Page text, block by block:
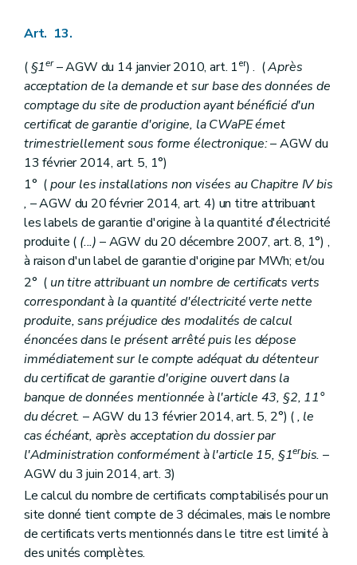
Art. 13.
( §1er– AGW du 14 janvier 2010, art. 1er) . (Après
acceptation de la demande et sur base des données de
comptage du site de production ayant bénéficié d'un
certificat de garantie d'origine, la CWaPE émet
trimestriellement sous forme électronique:– AGW du
13 février 2014, art. 5, 1°)
1° (pour les installations non visées au Chapitre IVbis
, – AGW du 20 février 2014, art. 4) un titre attribuant
les labels de garantie d'origine à la quantité d'électricité
produite ( (...) – AGW du 20 décembre 2007, art. 8, 1°) ,
à raison d'un label de garantie d'origine par MWh; et/ou
2° ( un titre attribuant un nombre de certificats verts
correspondant à la quantité d'électricité verte nette
produite, sans préjudice des modalités de calcul
énoncées dans le présent arrêté puis les dépose
immédiatement sur le compte adéquat du détenteur
du certificat de garantie d'origine ouvert dans la
banque de données mentionnée à l'article 43, §2, 11°
du décret. – AGW du 13 février 2014, art. 5, 2°) (, le
cas échéant, après acceptation du dossier par
l'Administration conformément à l'article 15, §1erbis. –
AGW du 3 juin 2014, art. 3)
Le calcul du nombre de certificats comptabilisés pour un
site donné tient compte de 3 décimales, mais le nombre
de certificats verts mentionnés dans le titre est limité à
des unités complètes.